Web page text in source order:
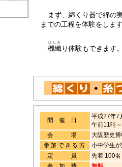
まず、綿くり器で綿の
までの工程を体験をしま
機織
はたお
り体験もできます
開催日
平成27年7
午前11時
会 場
大阪歴史
参加できる方
小中学生
定 員
先着 100名